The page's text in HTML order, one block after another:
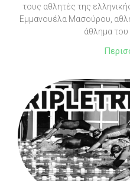
τους αθλητές της
Εμμανουέλα Μασούρου,
άθλημα